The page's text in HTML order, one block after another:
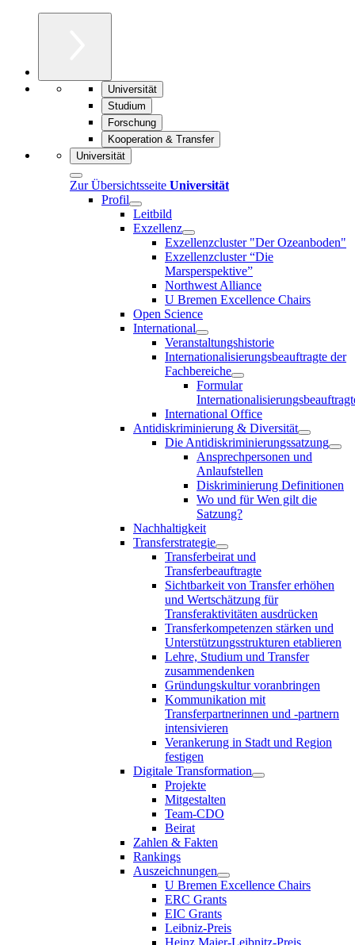
Universität
Studium
Forschung
Kooperation & Transfer
Universität
Zur Übersichtsseite Universität
Profil
Leitbild
Exzellenz
Exzellenzcluster "Der Ozeanboden"
Exzellenzcluster “Die
Marsperspektive”
Northwest Alliance
U Bremen Excellence Chairs
Open Science
International
Veranstaltungshistorie
Internationalisierungsbeauftragte der
Fachbereiche
Formular
International Office
Antidiskriminierung & Diversität
Die Antidiskriminierungssatzung
Ansprechpersonen und
Anlaufstellen
Diskriminierung Definitionen
Wo und für Wen gilt die
Satzung?
Nachhaltigkeit
Transferstrategie
Transferbeirat und
Transferbeauftragte
Sichtbarkeit von Transfer erhöhen
und Wertschätzung für
Transferaktivitäten ausdrücken
Transferkompetenzen stärken und
Unterstützungsstrukturen etablieren
Lehre, Studium und Transfer
zusammendenken
Gründungskultur voranbringen
Kommunikation mit
Transferpartnerinnen und -partnern
intensivieren
Verankerung in Stadt und Region
festigen
Digitale Transformation
Projekte
Mitgestalten
Team-CDO
Beirat
Zahlen & Fakten
Rankings
Auszeichnungen
U Bremen Excellence Chairs
ERC Grants
EIC Grants
Leibniz-Preis
Heinz Maier-Leibnitz-Preis